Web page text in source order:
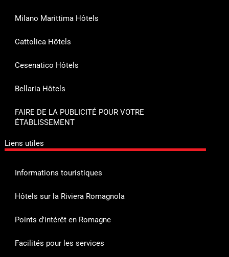
Milano Marittima Hôtels
Cattolica Hôtels
Cesenatico Hôtels
Bellaria Hôtels
FAIRE DE LA PUBLICITÉ POUR VOTRE
ÉTABLISSEMENT
Liens utiles
Informations touristiques
Hôtels sur la Riviera Romagnola
Points d'intérêt en Romagne
Facilités pour les services